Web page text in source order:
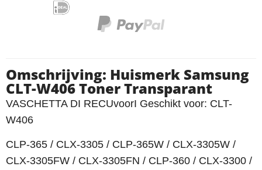
Omschrijving: Huismerk Samsung
CLT-W406 Toner Transparant
VASCHETTA DI RECUvoorI Geschikt voor: CLT-
W406
CLP-365 / CLX-3305 / CLP-365W / CLX-3305W /
CLX-3305FW / CLX-3305FN / CLP-360 / CLX-3300 /